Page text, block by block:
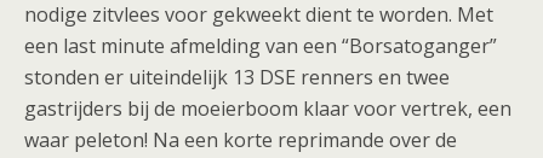
nodige zitvlees voor gekweekt dient te worden. Met
een last minute afmelding van een “Borsatoganger”
stonden er uiteindelijk 13 DSE renners en twee
gastrijders bij de moeierboom klaar voor vertrek, een
waar peleton! Na een korte reprimande over de